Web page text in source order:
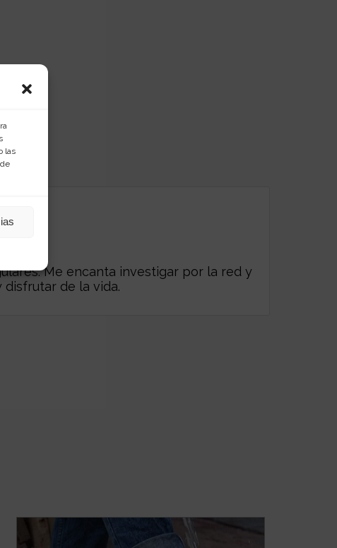
las
Me encanta investigar por la red y
disfrutar de la vida.